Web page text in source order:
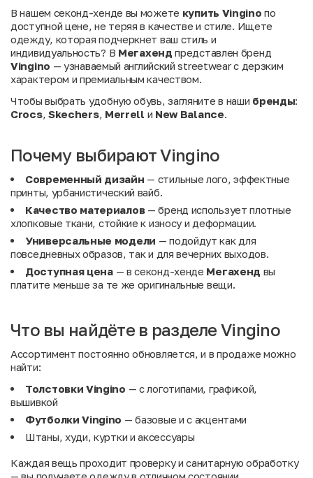
В нашем секонд-хенде вы можете купить Vingino по
доступной цене, не теряя в качестве и стиле. Ищете
одежду, которая подчеркнет ваш стиль и
индивидуальность? В Мегахенд представлен бренд
Vingino — узнаваемый английский streetwear с дерзким
характером и премиальным качеством.
Чтобы выбрать удобную обувь, загляните в наши бренды:
Crocs, Skechers, Merrell и New Balance.
Почему выбирают Vingino
Современный дизайн — стильные лого, эффектные
принты, урбанистический вайб.
Качество материалов— бренд использует плотные
хлопковые ткани, стойкие к износу и деформации.
Универсальные модели — подойдут как для
повседневных образов, так и для вечерних выходов.
Доступная цена— в секонд-хенде Мегахенд вы
платите меньше за те же оригинальные вещи.
Что вы найдёте в разделе Vingino
Ассортимент постоянно обновляется, и в продаже можно
найти:
Толстовки Vingino — с логотипами, графикой,
вышивкой
Футболки Vingino — базовые и с акцентами
Штаны, худи, куртки и аксессуары
Каждая вещь проходит проверку и санитарную обработку